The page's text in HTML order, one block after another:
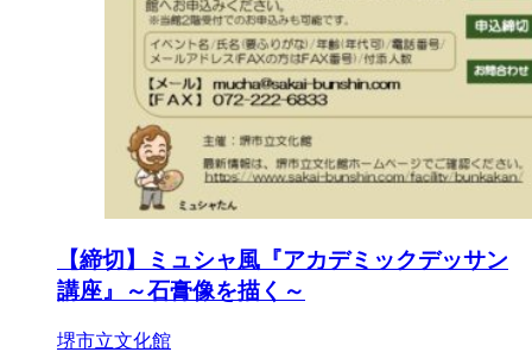
【締切】ミュシャ風『アカデミックデッサン
講座』～石膏像を描く～
堺市立文化館